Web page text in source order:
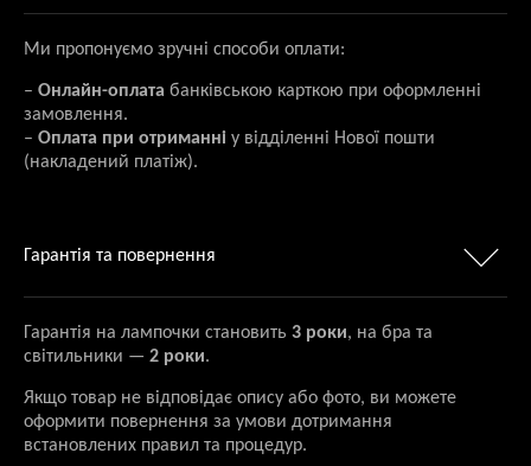
Ми пропонуємо зручні способи оплати:
– Онлайн-оплата банківською карткою при оформленні
замовлення.
– Оплата при отриманні у відділенні Нової пошти
(накладений платіж).
Гарантія та повернення
Гарантія на лампочки становить 3 роки, на бра та
світильники — 2 роки.
Якщо товар не відповідає опису або фото, ви можете
оформити повернення за умови дотримання
встановлених правил та процедур.